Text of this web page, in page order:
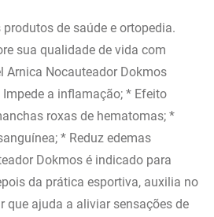
de saúde e ortopedia.
sua qualidade de vida com
Arnica Nocauteador Dokmos
a inflamação; * Efeito
roxas de hematomas; *
* Reduz edemas
Dokmos é indicado para
da prática esportiva, auxilia no
que ajuda a aliviar sensações de